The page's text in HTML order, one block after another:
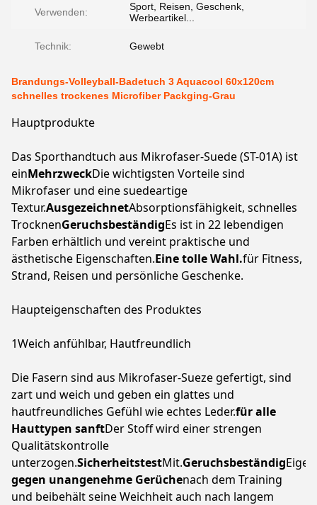
Verwenden:
Sport, Reisen, Geschenk,
Werbeartikel...
Technik: Gewebt
Brandungs-Volleyball-Badetuch 3 Aquacool 60x120cm
schnelles trockenes Microfiber Packging-Grau
Hauptprodukte
Das Sporthandtuch aus Mikrofaser-Suede (ST-01A) ist
einMehrzweckDie wichtigsten Vorteile sind
Mikrofaser und eine suedeartige
Textur.AusgezeichnetAbsorptionsfähigkeit, schnelles
TrocknenGeruchsbeständigEs ist in 22 lebendigen
Farben erhältlich und vereint praktische und
ästhetische Eigenschaften.Eine tolle Wahl.für Fitness,
Strand, Reisen und persönliche Geschenke.
Haupteigenschaften des Produktes
1Weich anfühlbar, Hautfreundlich
Die Fasern sind aus Mikrofaser-Sueze gefertigt, sind
zart und weich und geben ein glattes und
hautfreundliches Gefühl wie echtes Leder.für alle
Hauttypen sanftDer Stoff wird einer strengen
Qualitätskontrolle
unterzogen.SicherheitstestMit.Geruchsbeständig
gegen unangenehme Gerüchenach dem Training
und beibehält seine Weichheit auch nach langem